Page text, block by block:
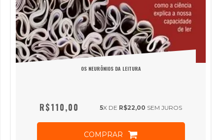
OS NEURÔNIOS DA LEITURA
R$110,00 5X DE R$22,00 SEM JUROS
COMPRAR